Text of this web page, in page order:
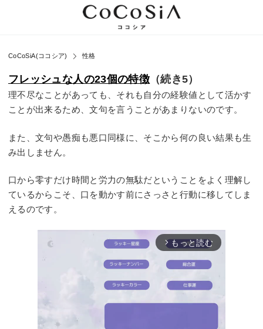
CoCoSiA(ココシア) 性格
フレッシュな人の23個の特徴 （続き5）
理不尽なことがあっても、それも自分の経験値として活かす
ことが出来るため、文句を言うことがあまりないのです。
また、文句や愚痴も悪口同様に、そこから何の良い結果も生
み出しません。
口から零すだけ時間と労力の無駄だということをよく理解し
ているからこそ、口を動かす前にさっさと行動に移してしま
えるのです。
arrow_forward_ios もっと読む